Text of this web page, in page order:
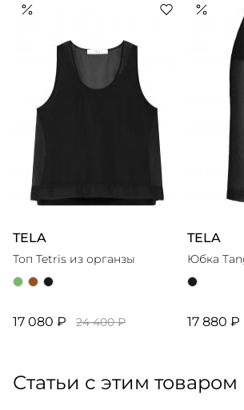
интеллектуальный. Почерк Tela —
классическим кроем и
Марка работает с технологичными
высокого качества и черпает
художественном искусстве (название
TELA
Топ Tetris из органзы
17 080 ₽ 24 400 ₽
TELA
Юбка
17 880 ₽
Статьи с этим товаром